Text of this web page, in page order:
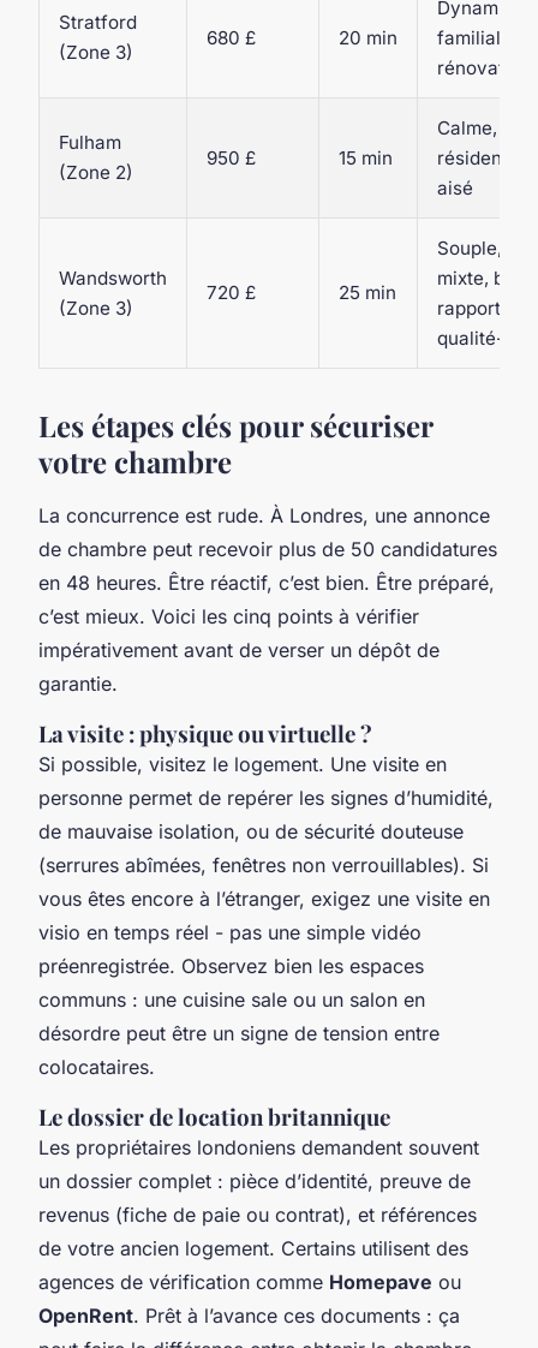
Stratford
(Zone 3)
680 £ 20 min
familial, en
rénovation
Fulham
(Zone 2)
950 £ 15 min
Calme,
résidentiel,
aisé
Wandsworth
(Zone 3)
720 £ 25 min
Souple,
mixte, bon
rapport
qualité-prix
Les étapes clés pour sécuriser
votre chambre
La concurrence est rude. À Londres, une annonce
de chambre peut recevoir plus de 50 candidatures
en 48 heures. Être réactif, c’est bien. Être préparé,
c’est mieux. Voici les cinq points à vérifier
impérativement avant de verser un dépôt de
garantie.
La visite : physique ou virtuelle ?
Si possible, visitez le logement. Une visite en
personne permet de repérer les signes d’humidité,
de mauvaise isolation, ou de sécurité douteuse
(serrures abîmées, fenêtres non verrouillables). Si
vous êtes encore à l’étranger, exigez une visite en
visio en temps réel - pas une simple vidéo
préenregistrée. Observez bien les espaces
communs : une cuisine sale ou un salon en
désordre peut être un signe de tension entre
colocataires.
Le dossier de location britannique
Les propriétaires londoniens demandent souvent
un dossier complet : pièce d’identité, preuve de
revenus (fiche de paie ou contrat), et références
de votre ancien logement. Certains utilisent des
agences de vérification comme Homepave ou
OpenRent. Prêt à l’avance ces documents : ça